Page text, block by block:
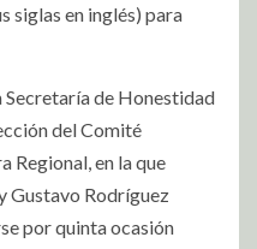
siglas en inglés) para
de Honestidad
del Comité
Regional, en la que
Gustavo Rodríguez
por quinta ocasión